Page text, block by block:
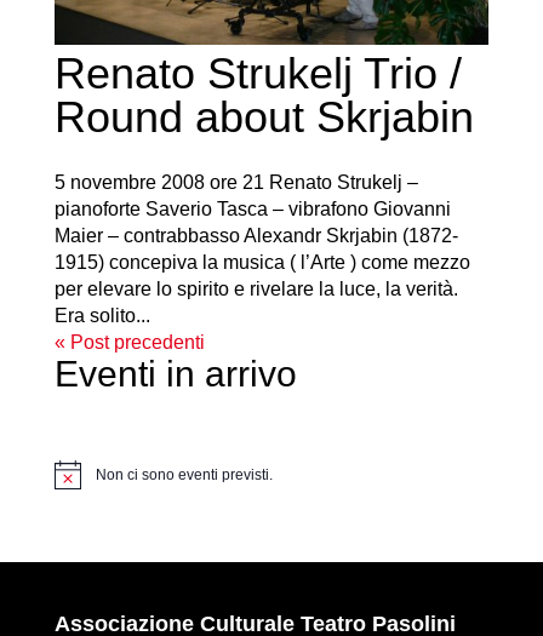
Renato Strukelj Trio /
Round about Skrjabin
5 novembre 2008 ore 21 Renato Strukelj –
pianoforte Saverio Tasca – vibrafono Giovanni
Maier – contrabbasso Alexandr Skrjabin (1872-
1915) concepiva la musica ( l’Arte ) come mezzo
per elevare lo spirito e rivelare la luce, la verità.
Era solito...
« Post precedenti
Eventi in arrivo
N
c
Non ci sono eventi previsti.
Associazione Culturale Teatro Pasolini